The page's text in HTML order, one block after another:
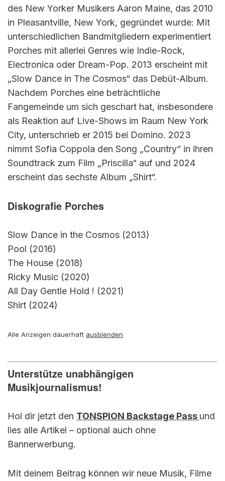
des New Yorker Musikers Aaron Maine, das 2010
in Pleasantville, New York, gegründet wurde: Mit
unterschiedlichen Bandmitgliedern experimentiert
Porches mit allerlei Genres wie Indie-Rock,
Electronica oder Dream-Pop. 2013 erscheint mit
„Slow Dance in The Cosmos“ das Debüt-Album.
Nachdem Porches eine beträchtliche
Fangemeinde um sich geschart hat, insbesondere
als Reaktion auf Live-Shows im Raum New York
City, unterschrieb er 2015 bei Domino. 2023
nimmt Sofia Coppola den Song „Country“ in ihren
Soundtrack zum Film „Priscilla“ auf und 2024
erscheint das sechste Album „Shirt“.
Diskografie Porches
Slow Dance in the Cosmos (2013)
Pool (2016)
The House (2018)
Ricky Music (2020)
All Day Gentle Hold ! (2021)
Shirt (2024)
Alle Anzeigen dauerhaft ausblenden
Unterstütze unabhängigen
Musikjournalismus!
Hol dir jetzt den TONSPION Backstage Pass und
lies alle Artikel – optional auch ohne
Bannerwerbung.
Mit deinem Beitrag können wir neue Musik, Filme